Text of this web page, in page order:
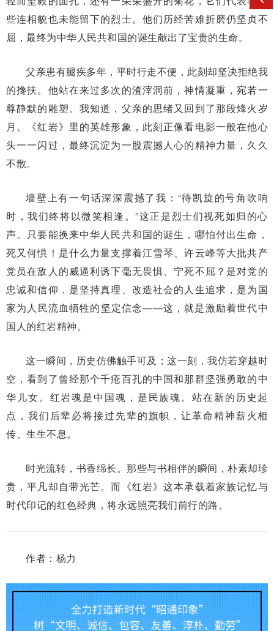
些连相貌也未能留下的烈士。他们历经苦难折磨仍坚贞不
屈，最终为中华人民共和国的诞生献出了宝贵的生命。
父亲患有腿疾多年，平时行走不便，此刻却坚决拒绝我
的搀扶。他站在来过多次的渣滓洞前，神情凝重，宛若一
尊静默的雕塑。我知道，父亲的思绪又回到了那段烽火岁
月。《红岩》里的英雄形象，此刻正像看电影一般在他心
头一一闪过，最终沉淀为一股震撼人心的精神力量，久久
不散。
墙壁上有一句话深深震撼了我：“待凯旋的号角吹响
时，我们终将以微笑相逢。”这正是烈士们视死如归的心
声。只要能换来中华人民共和国的诞生，哪怕付出生命，
死又何惧！是什么力量支撑着江雪琴、许云峰等大批共产
党员在敌人的威逼利诱下毫无畏惧、宁死不屈？是对党的
忠诚和信仰，是坚持真理、改造社会的人生追求，是为国
家为人民流血牺牲的坚定信念——这，就是激励着世代中
国人的红岩精神。
这一瞬间，历史仿佛触手可及；这一刻，我仿若穿越时
空，看到了曾经那个千疮百孔的中国和那群坚强勇敢的中
华儿女。红岩魂是中国魂，是民族魂。站在新的历史起
点，我们后辈必将接过先辈的旗帜，让革命精神薪火相
传、生生不息。
时光流转，书香绵长。那些与书相伴的瞬间，朴素却珍
贵，平凡却自带光芒。而《红岩》这本承载着家族记忆与
时代印记的红色经典，将永远照亮我们前行的路。
作者：杨力